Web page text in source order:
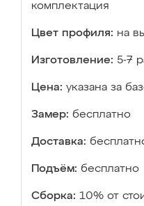
комплектация
Цвет профиля: на
Изготовление: 5-7
Цена: указана за
Замер: бесплатно
Доставка:
Подъём: бесплатно
Сборка: 10% от